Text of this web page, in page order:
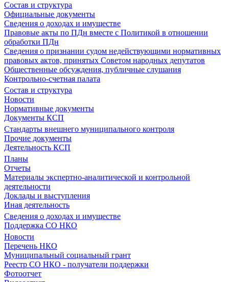
Состав и структура
Официальные документы
Сведения о доходах и имуществе
Правовые акты по ПДн вместе с Политикой в отношении
обработки ПДн
Сведения о признании судом недействующими нормативных
правовых актов, принятых Советом народных депутатов
Общественные обсуждения, публичные слушания
Контрольно-счетная палата
Состав и структура
Новости
Нормативные документы
Документы КСП
Стандарты внешнего муниципального контроля
Прочие документы
Деятельность КСП
Планы
Отчеты
Материалы экспертно-аналитической и контрольной
деятельности
Доклады и выступления
Иная деятельность
Сведения о доходах и имуществе
Поддержка СО НКО
Новости
Перечень НКО
Муниципальный социальный грант
Реестр СО НКО - получатели поддержки
Фотоотчет